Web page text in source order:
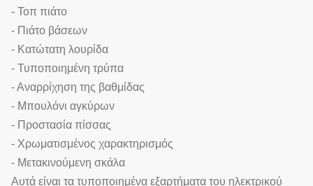
- Τοπ πιάτο
- Πιάτο βάσεων
- Κατώτατη λουρίδα
- Τυποποιημένη τρύπα
- Αναρρίχηση της βαθμίδας
- Μπουλόνι αγκύρων
- Προστασία πίσσας
- Χρωματισμένος χαρακτηρισμός
- Μετακινούμενη σκάλα
Αυτά είναι τα τυποποιημένα εξαρτήματα του ηλεκτρικού